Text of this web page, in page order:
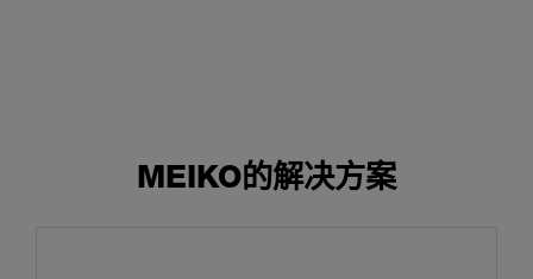
MEIKO的解决方案